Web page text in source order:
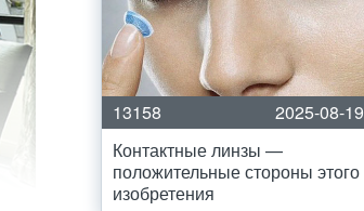
13158
2025-08-19
Контактные линзы —
положительные стороны этого
изобретения